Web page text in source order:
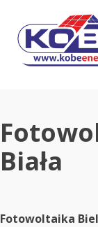
Biała
Fotowoltaika